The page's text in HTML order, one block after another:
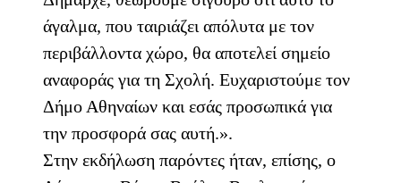
άγαλμα, που ταιριάζει απόλυτα με τον
περιβάλλοντα χώρο, θα αποτελεί σημείο
αναφοράς για τη Σχολή. Ευχαριστούμε τον
Δήμο Αθηναίων και εσάς προσωπικά για
την προσφορά σας αυτή.».
Στην εκδήλωση παρόντες ήταν, επίσης, ο